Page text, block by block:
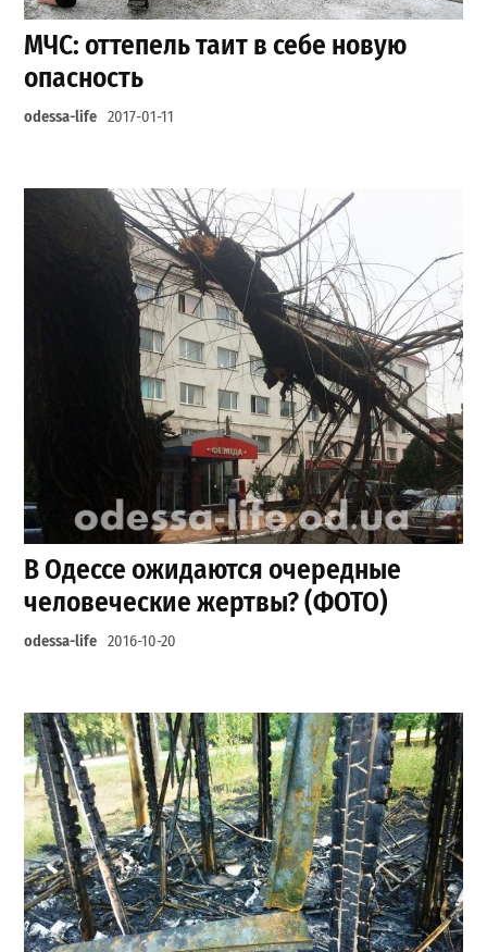
МЧС: оттепель таит в себе новую
опасность
odessa-life 2017-01-11
В Одессе ожидаются очередные
человеческие жертвы? (ФОТО)
odessa-life 2016-10-20